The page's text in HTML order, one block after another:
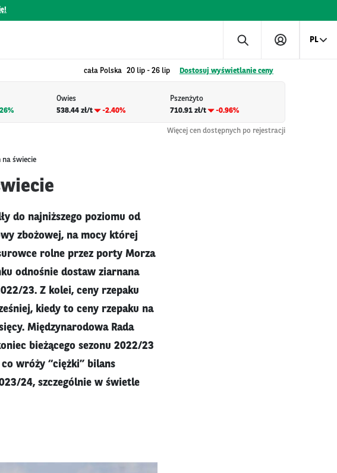
PL
cała Polska 20 lip - 26 lip Dostosuj wyświetlanie ceny
Owies
538.44 zł/t
-2.40%
Pszenżyto
710.91 zł/t
-0.96%
Więcej cen dostępnych po rejestracji
na świecie
do najniższego poziomu od
zbożowej, na mocy której
rolne przez porty Morza
odnośnie dostaw ziarnana
23. Z kolei, ceny rzepaku
kiedy to ceny rzepaku na
Międzynarodowa Rada
bieżącego sezonu 2022/23
wróży “ciężki” bilans
24, szczególnie w świetle